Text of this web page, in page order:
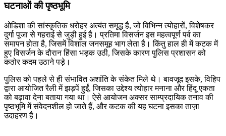
घटनाओं की पृष्ठभूमि
ओडिशा की सांस्कृतिक धरोहर अत्यंत समृद्ध है, जो विभिन्न त्योहारों, विशेषकर
दुर्गा पूजा से गहराई से जुड़ी हुई है। प्रतिमा विसर्जन इस महत्वपूर्ण पर्व का
समापन होता है, जिसमें विशाल जनसमूह भाग लेता है। किंतु हाल ही में कटक में
हुए विसर्जन के दौरान हिंसा भड़क उठी, जिसके कारण पुलिस प्रशासन को
कठोर कदम उठाने पड़े।
पुलिस को पहले से ही संभावित अशांति के संकेत मिले थे। बावजूद इसके, विहिप
द्वारा आयोजित रैली में झड़पें हुईं, जिसका उद्देश्य त्योहार मनाना और हिंदू एकता
को बढ़ावा देना बताया गया था। ऐसे आयोजन अक्सर साम्प्रदायिक तनाव की
पृष्ठभूमि में संवेदनशील हो जाते हैं, और कटक की यह घटना इसका ताज़ा
उदाहरण है।